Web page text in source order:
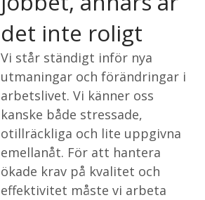
det inte roligt
Vi står ständigt inför nya
utmaningar och förändringar i
arbetslivet. Vi känner oss
kanske både stressade,
otillräckliga och lite uppgivna
emellanåt. För att hantera
ökade krav på kvalitet och
effektivitet måste vi arbeta